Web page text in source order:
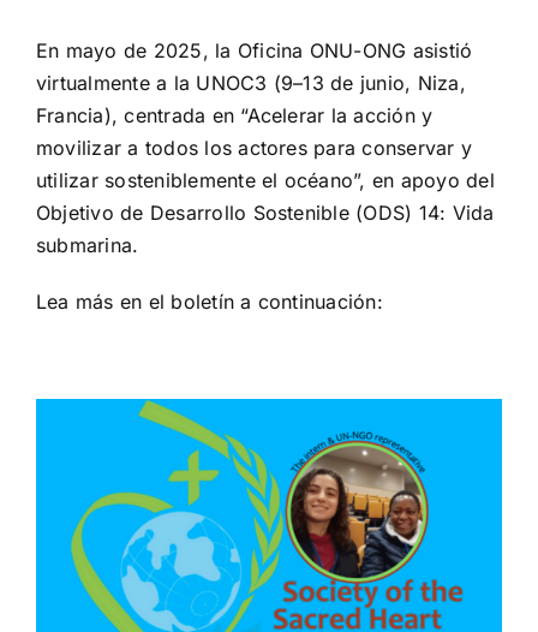
En mayo de 2025, la Oficina ONU-ONG asistió
virtualmente a la UNOC3 (9–13 de junio, Niza,
Francia), centrada en “Acelerar la acción y
movilizar a todos los actores para conservar y
utilizar sosteniblemente el océano”, en apoyo del
Objetivo de Desarrollo Sostenible (ODS) 14: Vida
submarina.
Lea más en el boletín a continuación: